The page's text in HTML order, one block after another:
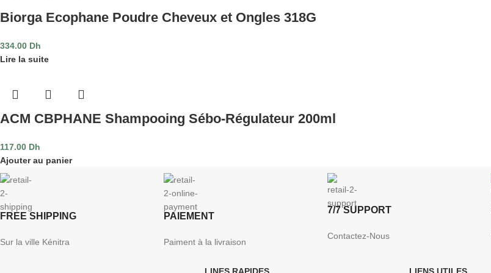
Biorga Ecophane Poudre Cheveux et Ongles 318G
334.00 Dh
Lire la suite
ACM CBPHANE Shampooing Sébo-Régulateur 200ml
117.00 Dh
Ajouter au panier
FREE SHIPPING
Sur la ville Kénitra
PAIEMENT
Paiment à la livraison
7/7 SUPPORT
Contactez-Nous